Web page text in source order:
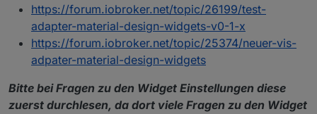
https://forum.iobroker.net/topic/26199/test-
adapter-material-design-widgets-v0-1-x
https://forum.iobroker.net/topic/25374/neuer-vis-
adpater-material-design-widgets
Bitte bei Fragen zu den Widget Einstellungen diese
zuerst durchlesen, da dort viele Fragen zu den Widget